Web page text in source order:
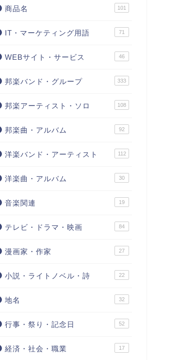
商品名 101
IT・マーケティング用語 71
WEBサイト・サービス 46
邦楽バンド・グループ 333
邦楽アーティスト・ソロ 108
邦楽曲・アルバム 92
洋楽バンド・アーティスト 112
洋楽曲・アルバム 30
音楽関連 19
テレビ・ドラマ・映画 84
漫画家・作家 27
小説・ライトノベル・詩 22
地名 32
行事・祭り・記念日 52
経済・社会・職業 17